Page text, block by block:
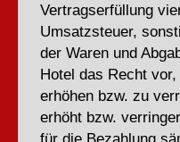
Vertragserfüllung
Umsatzsteuer,
der Waren und
Hotel das Recht
erhöhen bzw. zu
erhöht bzw.
für die Bezahlung